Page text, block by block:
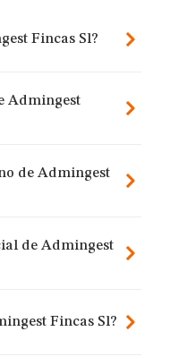
Fincas Sl?
Admingest
de Admingest
de Admingest
Fincas Sl?